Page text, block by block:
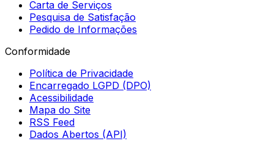
Carta de Serviços
Pesquisa de Satisfação
Pedido de Informações
Conformidade
Política de Privacidade
Encarregado LGPD (DPO)
Acessibilidade
Mapa do Site
RSS Feed
Dados Abertos (API)